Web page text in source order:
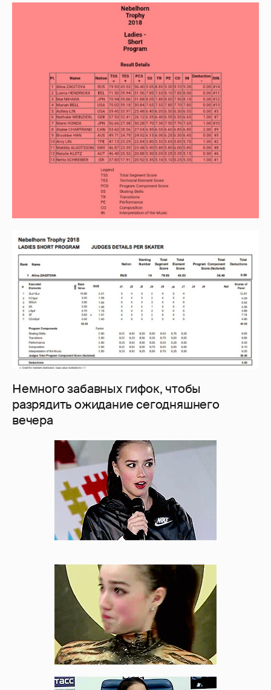
Немного забавных гифок, чтобы
разрядить ожидание сегодняшнего
вечера